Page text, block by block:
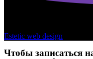
Estetic web design
Чтобы записаться